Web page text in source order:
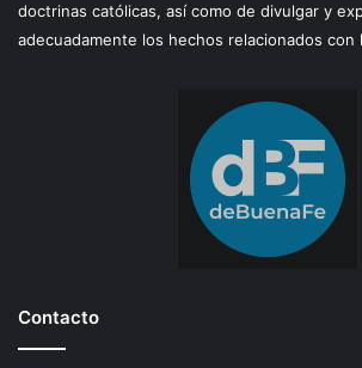
doctrinas católicas, así como de divulgar y
adecuadamente los hechos relacionados con
Contacto